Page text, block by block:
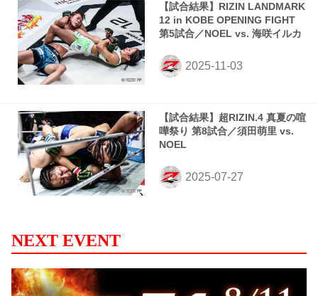
【試合結果】RIZIN LANDMARK
12 in KOBE OPENING FIGHT
第5試合／NOEL vs. 海咲イルカ
【試合結果】超RIZIN.4 真夏の喧
嘩祭り 第8試合／須田萌里 vs.
NOEL
NEXT EVENT